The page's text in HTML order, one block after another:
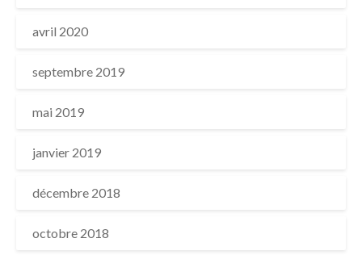
avril 2020
septembre 2019
mai 2019
janvier 2019
décembre 2018
octobre 2018